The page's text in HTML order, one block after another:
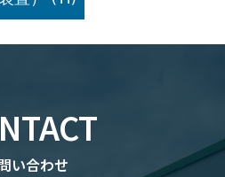
い合わせ